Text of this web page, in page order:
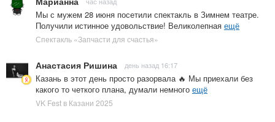
Мы с мужем 28 июня посетили спектакль в Зимнем театре.
Получили истинное удовольствие! Великолепная ещё
Спектакль «Запчасти для счастья»
Анастасия Ришина день назад 16:17
Казань в этот день просто разорвала 🔥 Мы приехали без
какого то четкого плана, думали немного ещё
VK Fest в Казани 2025